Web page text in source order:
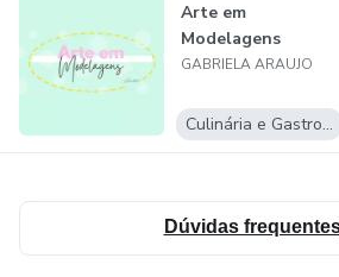
Ganache de ninho
Ganache de doce de leite
Ganache de kinder bueno
Ganache de rafello
Arte em
Modelagens
GABRIELA ARAUJO
Culinária e Gastronomia
Dúvidas